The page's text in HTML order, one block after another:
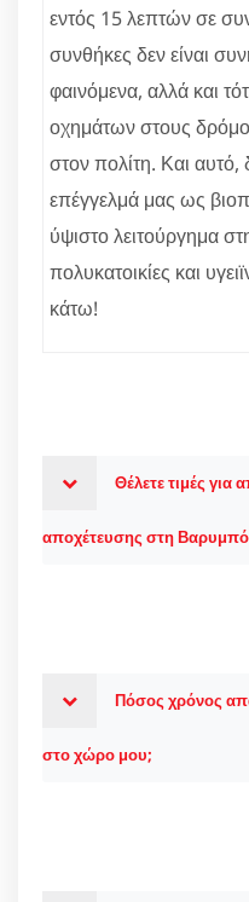
εντός 15 λεπτών σε
συνθήκες δεν είναι
φαινόμενα, αλλά και
οχημάτων στους
στον πολίτη. Και αυτό,
επέγγελμά μας ως
ύψιστο λειτούργημα
πολυκατοικίες και
κάτω!
Θέλετε τιμές για
αποχέτευσης στη
Πόσος χρόνος
στο χώρο μου;